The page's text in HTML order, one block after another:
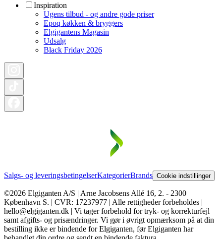
Inspiration
Ugens tilbud - og andre gode priser
Epoq køkken & bryggers
Elgigantens Magasin
Udsalg
Black Friday 2026
Salgs- og leveringsbetingelserKategorierBrands Cookie indstillinger
©2026 Elgiganten A/S | Arne Jacobsens Allé 16, 2. - 2300
København S. | CVR: 17237977 | Alle rettigheder forbeholdes |
hello@elgiganten.dk | Vi tager forbehold for tryk- og korrekturfejl
samt afgifts- og prisændringer. Vi gør i øvrigt opmærksom på at din
bestilling ikke er bindende for Elgiganten, før Elgiganten har